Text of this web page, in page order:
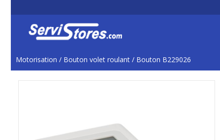
Motorisation / Bouton volet roulant / Bouton B229026